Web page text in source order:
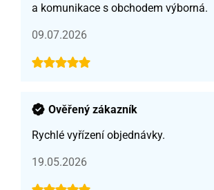
a komunikace s obchodem výborná.
09.07.2026
Ověřený zákazník
Rychlé vyřízení objednávky.
19.05.2026